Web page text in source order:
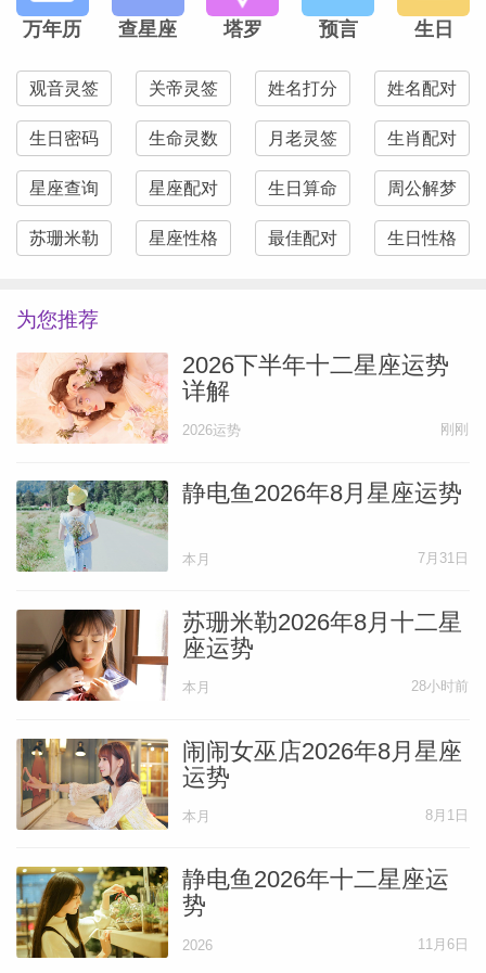
水瓶座
过去五个月的内在成长与自我淬炼，此刻迎
来检验时刻。随着冥王星在水瓶座及你的身
份领域转为顺行，你将感受到微妙却不可否
认的转变。当你看清正在成为的自己，或许
已决定放下那些束缚你力量的旧有形象。如
音亦将愈发坚定。你已非昔日模样——这正
双鱼座
过去数月你或许一直在梳理隐秘的情绪、潜
意识的恐惧或陈旧的故事，这段时光用于辨
别哪些事物曾助益于你，哪些则不然。随着
情感层面的工作也在同步深化。无论是释放
痛苦的叙事，还是以解放自我的方式重新定
义它，都昭示着潜意识层面的蜕变正在发
生。请珍视这个过程，为更轻盈、更真实的
自我腾出空间。
万年历 查星座 塔罗 预言 生日
观音灵签 关帝灵签 姓名打分 姓名配对
生日密码 生命灵数 月老灵签 生肖配对
星座查询 星座配对 生日算命 周公解梦
苏珊米勒 星座性格 最佳配对 生日性格
为您推荐
2026下半年十二星座运势
详解
2026运势 刚刚
静电鱼2026年8月星座运势
本月 7月31日
苏珊米勒2026年8月十二星
座运势
本月 28小时前
闹闹女巫店2026年8月星座
运势
本月 8月1日
静电鱼2026年十二星座运
势
2026 11月6日